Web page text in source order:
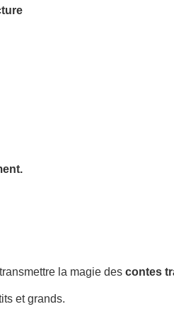
la magie des contes
et grands.